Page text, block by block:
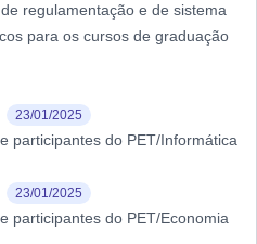
regulamentação e de sistema
para os cursos de graduação
23/01/2025
participantes do PET/Informática
23/01/2025
participantes do PET/Economia